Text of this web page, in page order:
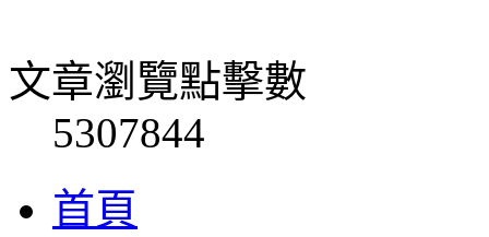
文章瀏覽點擊數
5307844
首頁